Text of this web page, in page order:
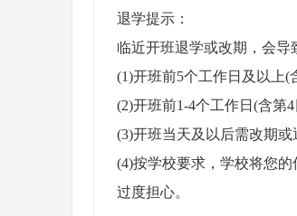
退学提示：
临近开班退学或改期，会导
(1)开班前5个工作日及以上(
(2)开班前1-4个工作日(含第
(3)开班当天及以后需改期或
(4)按学校要求，学校将您
过度担心。